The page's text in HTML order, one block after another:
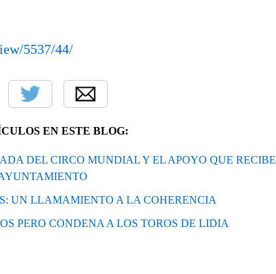
5537/44/
EN ESTE BLOG:
DEL CIRCO MUNDIAL Y EL APOYO QUE RECIBE
UN LLAMAMIENTO A LA COHERENCIA
PERO CONDENA A LOS TOROS DE LIDIA